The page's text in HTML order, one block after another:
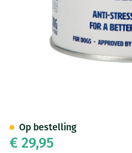
€ 29,95
Op bestelling